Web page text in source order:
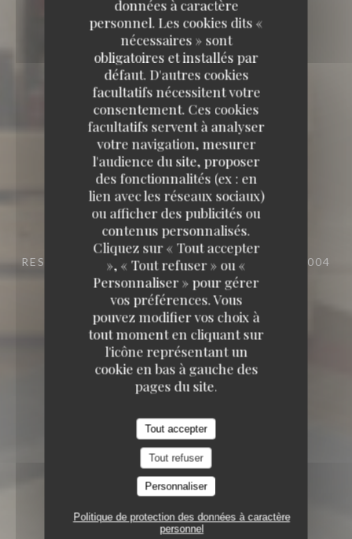
données à caractère
personnel. Les cookies dits «
nécessaires » sont
obligatoires et installés par
défaut. D'autres cookies
facultatifs nécessitent votre
consentement. Ces cookies
facultatifs servent à analyser
votre navigation, mesurer
l'audience du site, proposer
des fonctionnalités (ex : en
lien avec les réseaux sociaux)
ou afficher des publicités ou
contenus personnalisés.
Cliquez sur « Tout accepter
», « Tout refuser » ou «
Personnaliser » pour gérer
vos préférences. Vous
pouvez modifier vos choix à
tout moment en cliquant sur
l'icône représentant un
cookie en bas à gauche des
pages du site.
Tout accepter
Tout refuser
Personnaliser
Politique de protection des données à caractère
personnel
TAVLINE
RESTAURANT
25 RUE DU ROI DE SICILE 75004
PARIS
TAVLINE